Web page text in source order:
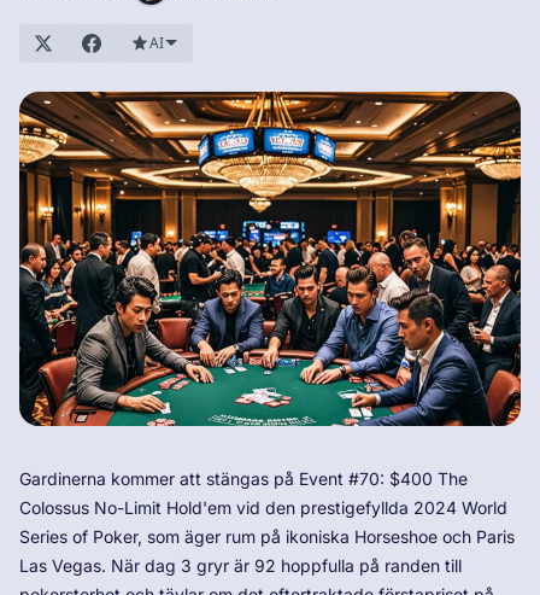
AI
Gardinerna kommer att stängas på Event #70: $400 The
Colossus No-Limit Hold'em vid den prestigefyllda 2024 World
Series of Poker, som äger rum på ikoniska Horseshoe och Paris
Las Vegas. När dag 3 gryr är 92 hoppfulla på randen till